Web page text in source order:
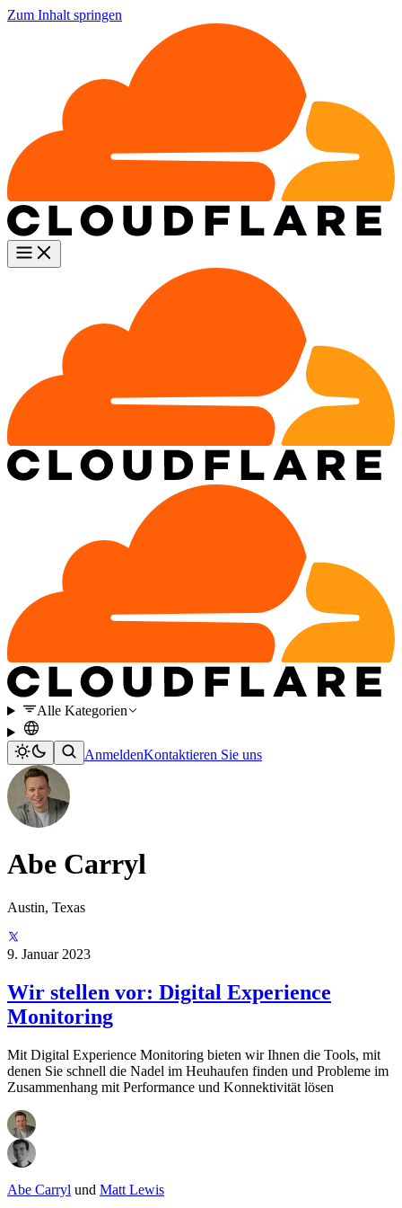
Zum Inhalt springen
Alle Kategorien
AnmeldenKontaktieren Sie uns
Abe Carryl
Austin, Texas
9. Januar 2023
Wir stellen vor: Digital Experience
Monitoring
Mit Digital Experience Monitoring bieten wir Ihnen die Tools, mit
denen Sie schnell die Nadel im Heuhaufen finden und Probleme im
Zusammenhang mit Performance und Konnektivität lösen
Abe Carryl und Matt Lewis